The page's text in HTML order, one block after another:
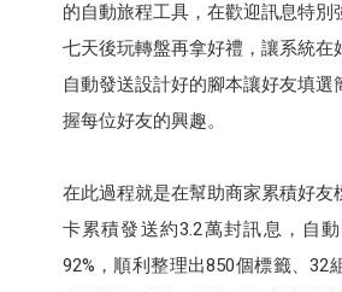
的自動旅程工具，在歡迎訊息特別
七天後玩轉盤再拿好禮，讓系統在
自動發送設計好的腳本讓好友填選
握每位好友的興趣。
在此過程就是在幫助商家累積好友
卡累積發送約3.2萬封訊息，自
92%，順利整理出850個標籤、32